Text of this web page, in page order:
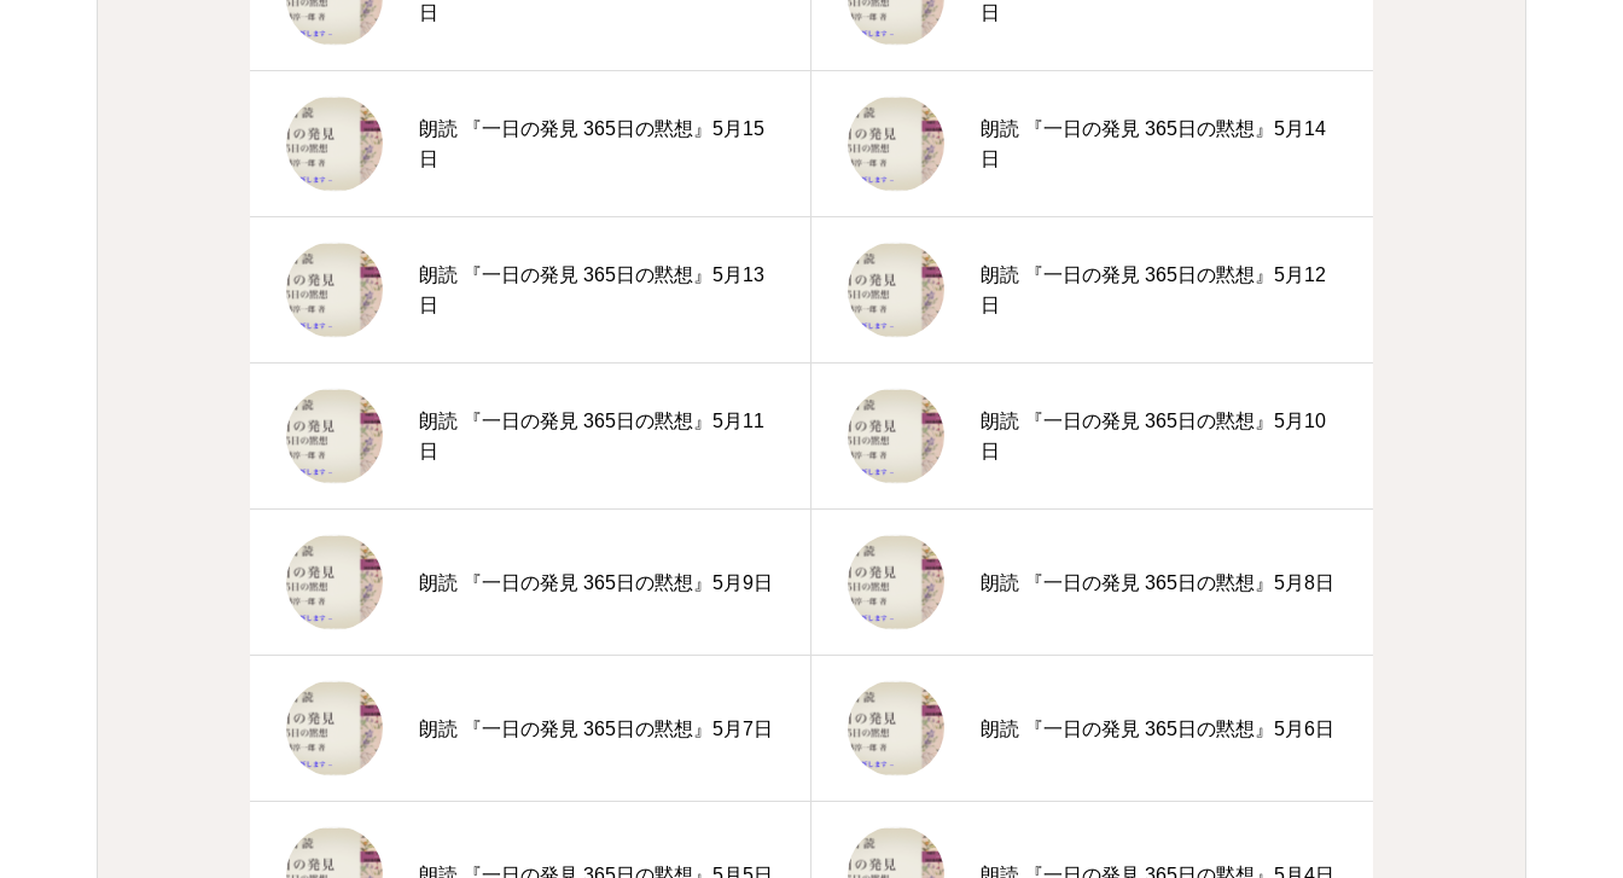
日
日
朗読 『一日の発見 365日の黙想』5月15
日
朗読 『一日の発見 365日の黙想』5月14
日
朗読 『一日の発見 365日の黙想』5月13
日
朗読 『一日の発見 365日の黙想』5月12
日
朗読 『一日の発見 365日の黙想』5月11
日
朗読 『一日の発見 365日の黙想』5月10
日
朗読 『一日の発見 365日の黙想』5月9日 朗読 『一日の発見 365日の黙想』5月8日
朗読 『一日の発見 365日の黙想』5月7日 朗読 『一日の発見 365日の黙想』5月6日